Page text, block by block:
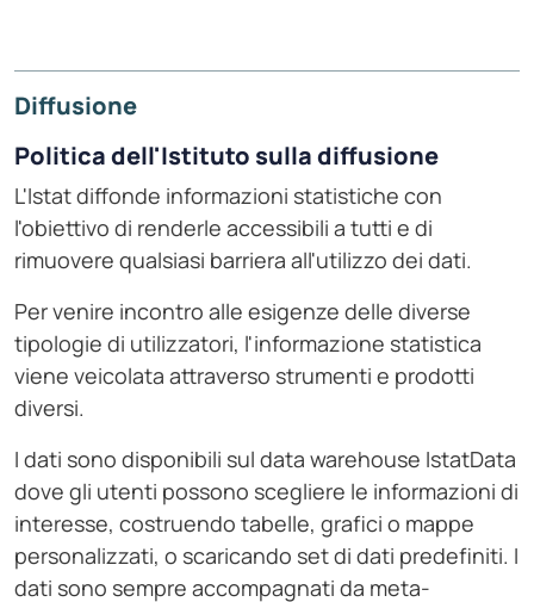
Diffusione
Politica dell'Istituto sulla diffusione
L'Istat diffonde informazioni statistiche con
l'obiettivo di renderle accessibili a tutti e di
rimuovere qualsiasi barriera all'utilizzo dei dati.
Per venire incontro alle esigenze delle diverse
tipologie di utilizzatori, l'informazione statistica
viene veicolata attraverso strumenti e prodotti
diversi.
I dati sono disponibili sul data warehouse IstatData
dove gli utenti possono scegliere le informazioni di
interesse, costruendo tabelle, grafici o mappe
personalizzati, o scaricando set di dati predefiniti. I
dati sono sempre accompagnati da meta-